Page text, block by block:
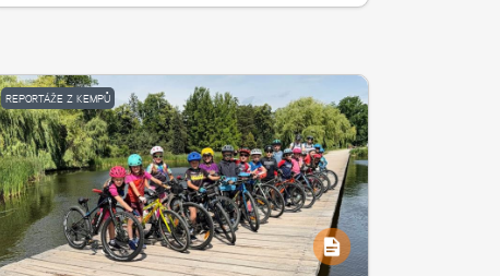
REPORTÁŽE Z KEMPŮ